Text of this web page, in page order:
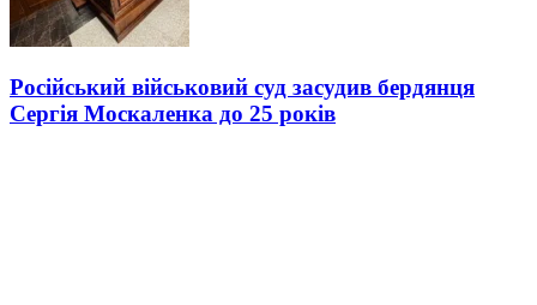
Російський військовий суд засудив бердянця
Сергія Москаленка до 25 років